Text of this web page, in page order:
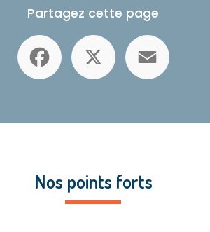
Partagez cette page
Facebook
Nos points forts